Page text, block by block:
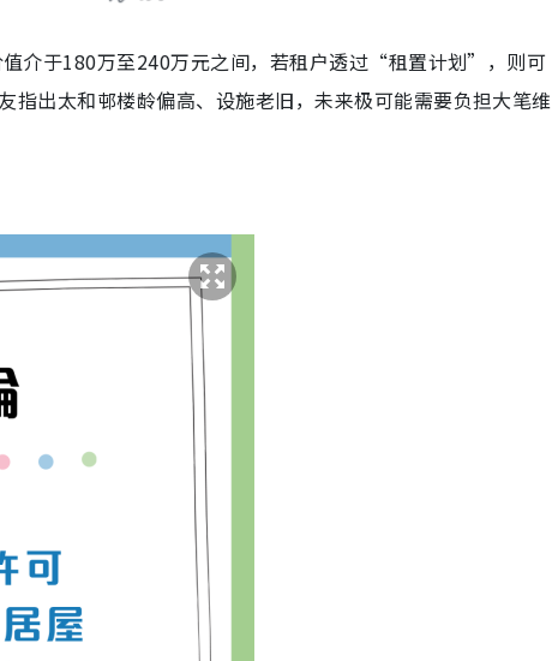
介于180万至240万元之间，若租户透过“租置计划”，则可
指出太和邨楼龄偏高、设施老旧，未来极可能需要负担大笔维